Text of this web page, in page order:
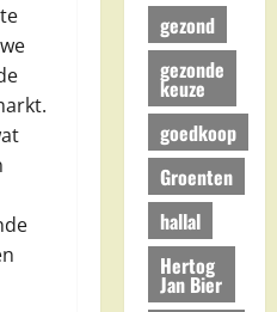
gezond
gezonde
keuze
goedkoop
Groenten
hallal
Hertog
Jan Bier